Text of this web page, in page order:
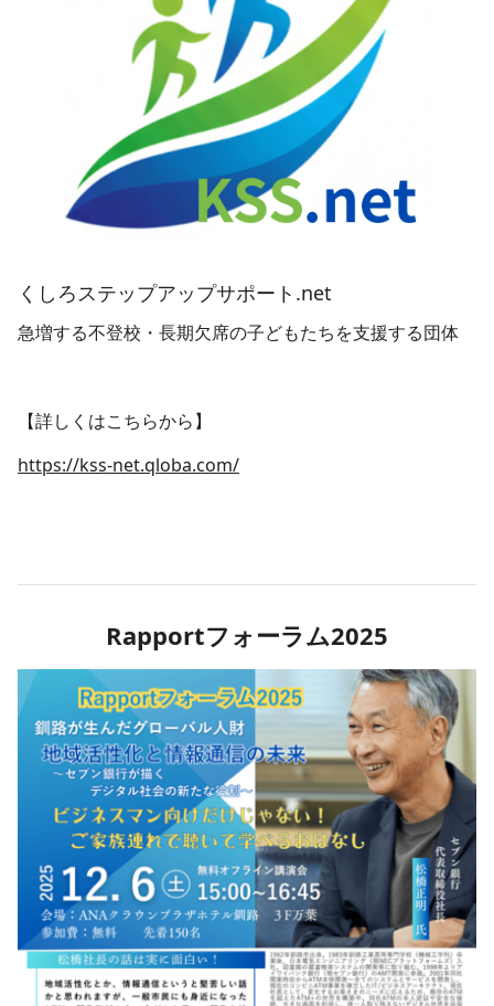
くしろステップアップサポート.net
急増する不登校・長期欠席の子どもたちを支援する団体
【詳しくはこちらから】
https://kss-net.qloba.com/
Rapportフォーラム2025